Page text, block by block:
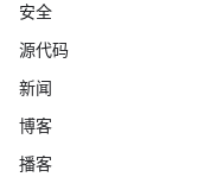
安全
源代码
新闻
博客
播客